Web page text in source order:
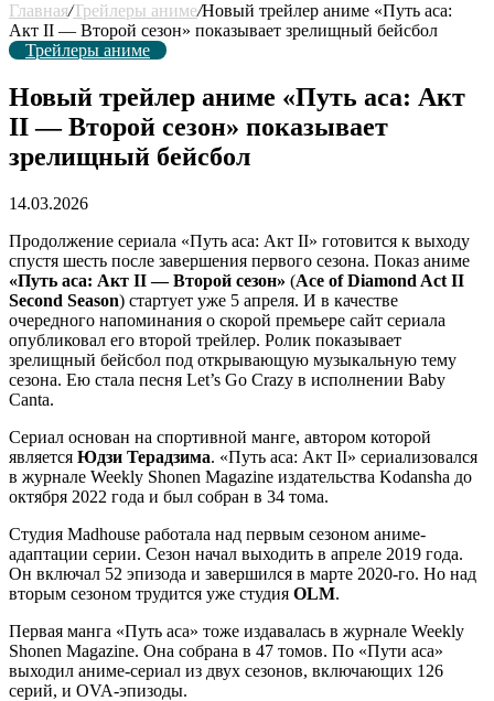
Главная/Трейлеры аниме/Новый трейлер аниме «Путь аса:
Акт II — Второй сезон» показывает зрелищный бейсбол
Трейлеры аниме
Новый трейлер аниме «Путь аса: Акт
II — Второй сезон» показывает
зрелищный бейсбол
14.03.2026
Продолжение сериала «Путь аса: Акт II» готовится к выходу
спустя шесть после завершения первого сезона. Показ аниме
«Путь аса: Акт II — Второй сезон» (Ace of Diamond Act II
Second Season) стартует уже 5 апреля. И в качестве
очередного напоминания о скорой премьере сайт сериала
опубликовал его второй трейлер. Ролик показывает
зрелищный бейсбол под открывающую музыкальную тему
сезона. Ею стала песня Let’s Go Crazy в исполнении Baby
Canta.
Сериал основан на спортивной манге, автором которой
является Юдзи Терадзима. «Путь аса: Акт II» сериализовался
в журнале Weekly Shonen Magazine издательства Kodansha до
октября 2022 года и был собран в 34 тома.
Студия Madhouse работала над первым сезоном аниме-
адаптации серии. Сезон начал выходить в апреле 2019 года.
Он включал 52 эпизода и завершился в марте 2020-го. Но над
вторым сезоном трудится уже студия OLM.
Первая манга «Путь аса» тоже издавалась в журнале Weekly
Shonen Magazine. Она собрана в 47 томов. По «Пути аса»
выходил аниме-сериал из двух сезонов, включающих 126
серий, и OVA-эпизоды.